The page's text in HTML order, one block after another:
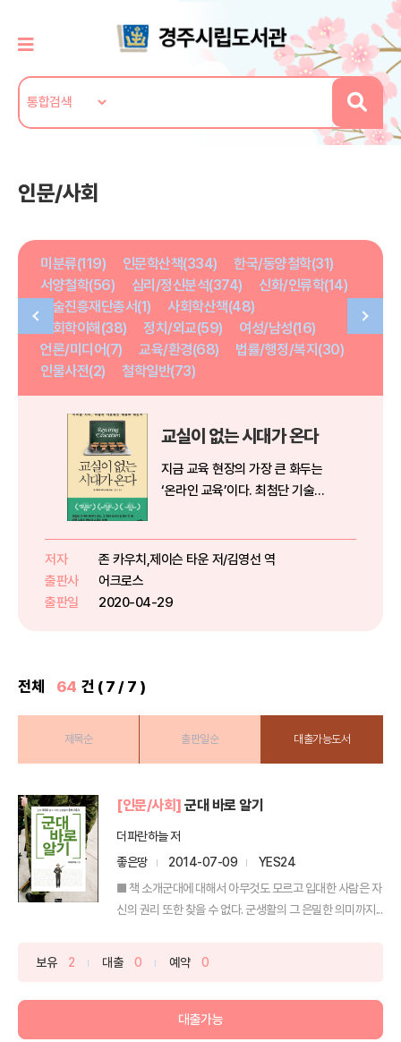
인문/사회
미분류(119) 인문학산책(334)
한국/동양철학(31)
서양철학(56)
심리/정신분석(374)
신화/인류학(14)
학술진흥재단총서(1)
사회학산책(48)
사회학이해(38)
정치/외교(59)
여성/남성(16)
언론/미디어(7)
교육/환경(68)
법률/행정/복지(30)
인물사전(2)
철학일반(73)
교실이 없는 시대가 온다
지금 교육 현장의 가장 큰 화두는
‘온라인 교육’이다. 최첨단 기술이
서나 접근 가능한 개별화·맞춤형 교
름과 함께 질문은 점점 늘어...
저자
존 카우치,제이슨 타운 저/김영선 역
출판사
어크로스
출판일
2020-04-29
전체 64 건 ( 7 / 7 )
제목순 출판일순 대출가능도서
[인문/사회] 군대 바로 알기
더파란하늘 저
좋은땅
2014-07-09
YES24
■ 책 소개군대에 대해서 아무것도 모르고 입대한 사람은 자
신의 권리 또한 찾을 수 없다. 군생활의 그 은밀한 의미까지...
보유 2 대출 0 예약 0
대출가능